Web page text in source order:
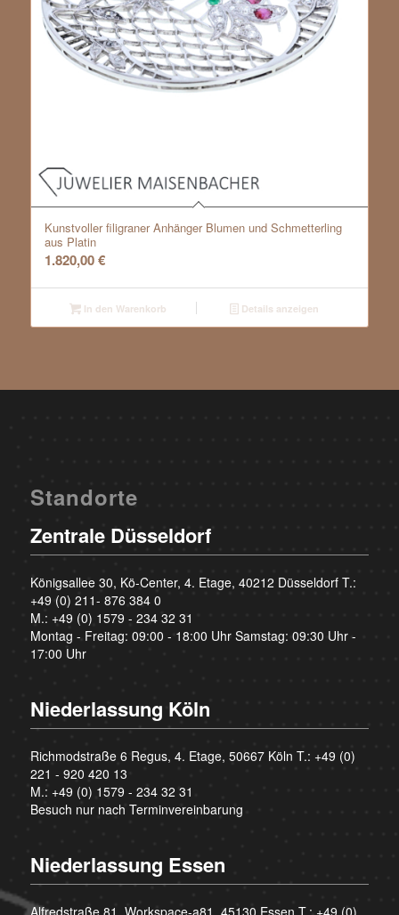
Kunstvoller filigraner Anhänger Blumen und Schmetterling
aus Platin
1.820,00€
In den Warenkorb Details anzeigen
Standorte
Zentrale Düsseldorf
Königsallee 30, Kö-Center, 4. Etage, 40212 Düsseldorf T.:
+49 (0) 211- 876 384 0
M.: +49 (0) 1579 - 234 32 31
Montag - Freitag: 09:00 - 18:00 Uhr Samstag: 09:30 Uhr -
17:00 Uhr
Niederlassung Köln
Richmodstraße 6 Regus, 4. Etage, 50667 Köln T.: +49 (0)
221 - 920 420 13
M.: +49 (0) 1579 - 234 32 31
Besuch nur nach Terminvereinbarung
Niederlassung Essen